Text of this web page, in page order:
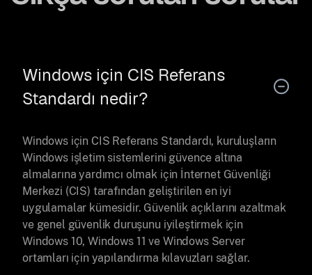
Windows için CIS Referans
Standardı nedir?
Windows için CIS Referans Standardı, kuruluşların
Windows işletim sistemlerini güvence altına
almalarına yardımcı olmak için İnternet Güvenliği
Merkezi (CIS) tarafından geliştirilen en iyi
uygulamalar kümesidir. Güvenlik açıklarını azaltmak
ve genel güvenlik duruşunu iyileştirmek için
Windows 10, Windows 11 ve Windows Server
ortamları için yapılandırma kılavuzları sağlar.